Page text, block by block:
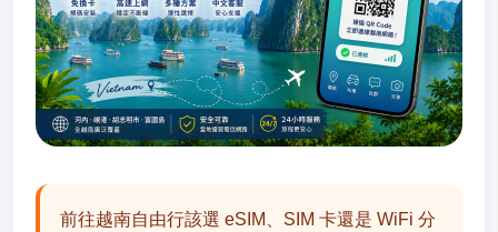
前往越南自由行該選 eSIM、SIM 卡還是 WiFi 分